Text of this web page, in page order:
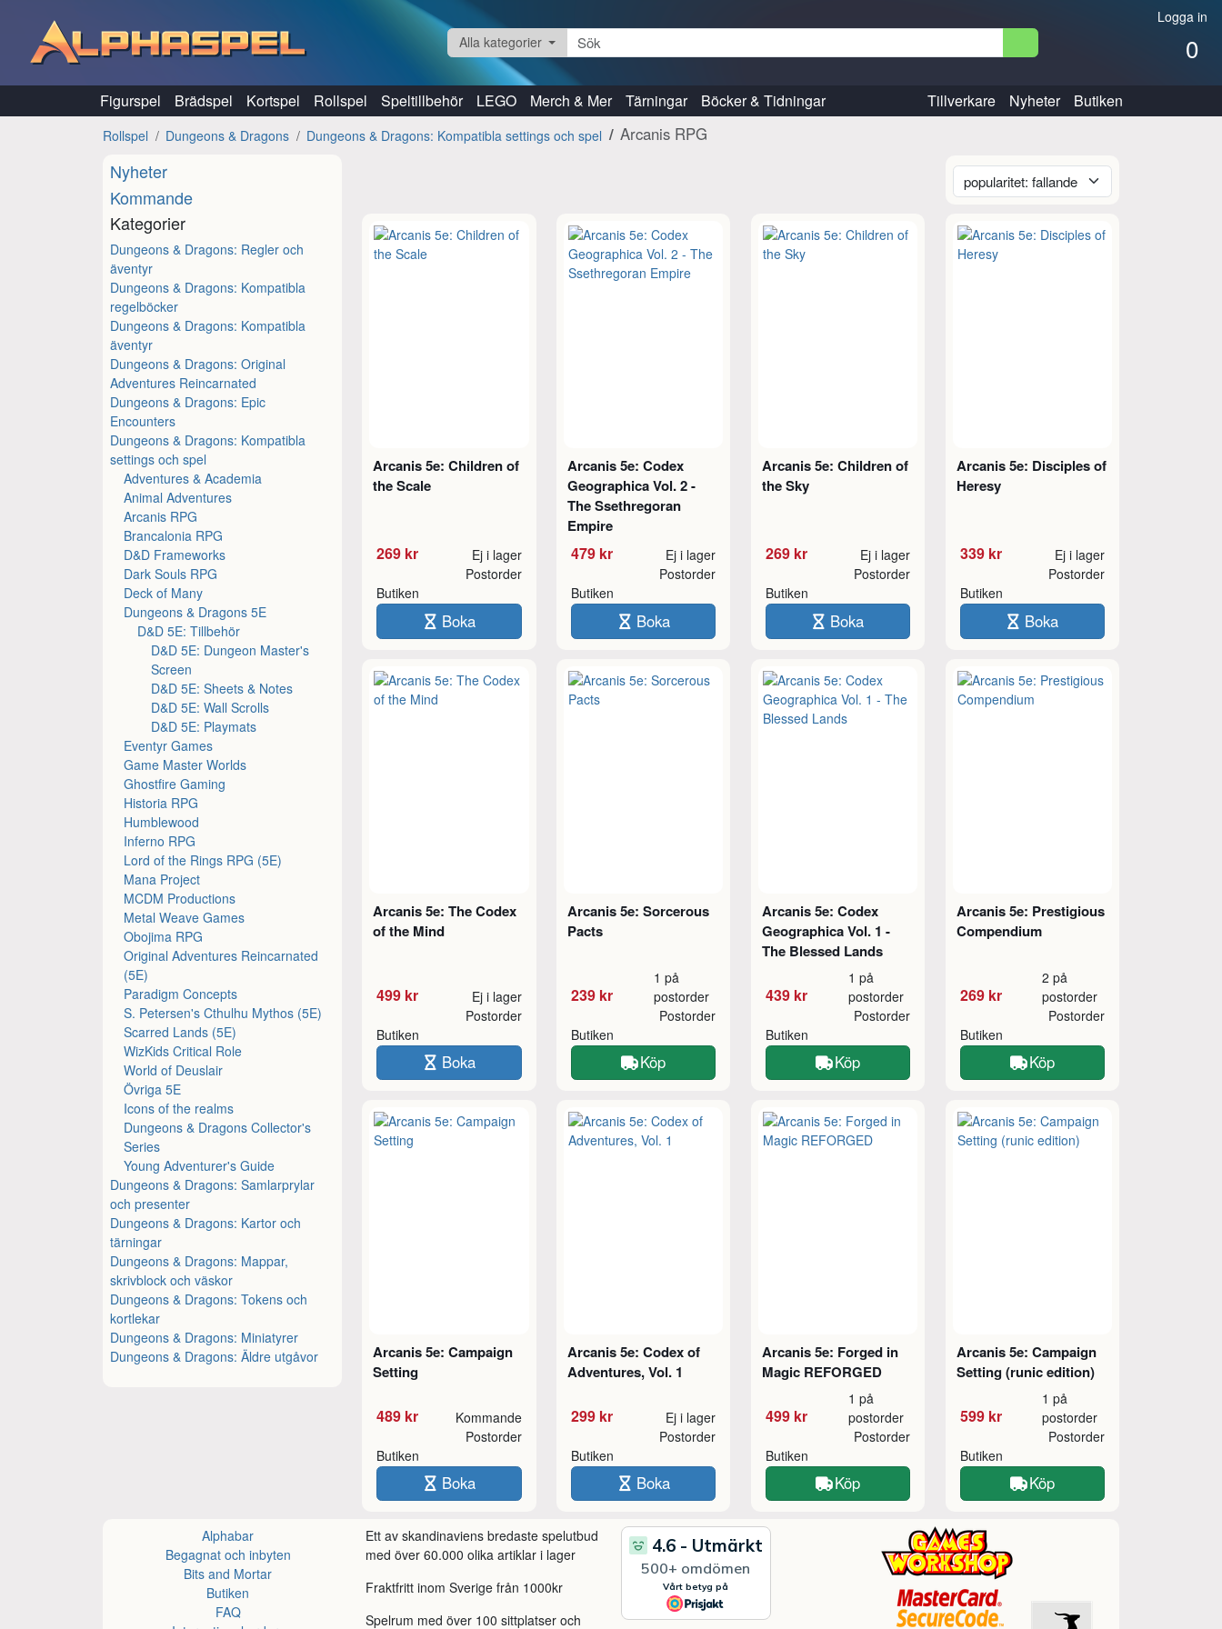
Logga in
0
Alla kategorier
Figurspel Brädspel Kortspel Rollspel Speltillbehör LEGO Merch & Mer Tärningar Böcker & Tidningar Tillverkare Nyheter Butiken
Rollspel Dungeons & Dragons Dungeons & Dragons: Kompatibla settings och spel Arcanis RPG
Nyheter
Kommande
Kategorier
Dungeons & Dragons: Regler och
äventyr
Dungeons & Dragons: Kompatibla
regelböcker
Dungeons & Dragons: Kompatibla
äventyr
Dungeons & Dragons: Original
Adventures Reincarnated
Dungeons & Dragons: Epic
Encounters
Dungeons & Dragons: Kompatibla
settings och spel
Adventures & Academia
Animal Adventures
Arcanis RPG
Brancalonia RPG
D&D Frameworks
Dark Souls RPG
Deck of Many
Dungeons & Dragons 5E
D&D 5E: Tillbehör
D&D 5E: Dungeon Master's
Screen
D&D 5E: Sheets & Notes
D&D 5E: Wall Scrolls
D&D 5E: Playmats
Eventyr Games
Game Master Worlds
Ghostfire Gaming
Historia RPG
Humblewood
Inferno RPG
Lord of the Rings RPG (5E)
Mana Project
MCDM Productions
Metal Weave Games
Obojima RPG
Original Adventures Reincarnated
(5E)
Paradigm Concepts
S. Petersen's Cthulhu Mythos (5E)
Scarred Lands (5E)
WizKids Critical Role
World of Deuslair
Övriga 5E
Icons of the realms
Dungeons & Dragons Collector's
Series
Young Adventurer's Guide
Dungeons & Dragons: Samlarprylar
och presenter
Dungeons & Dragons: Kartor och
tärningar
Dungeons & Dragons: Mappar,
skrivblock och väskor
Dungeons & Dragons: Tokens och
kortlekar
Dungeons & Dragons: Miniatyrer
Dungeons & Dragons: Äldre utgåvor
Arcanis 5e: Children of
the Scale
269 kr Ej i lager
Butiken
Postorder
Boka
Arcanis 5e: Codex
Geographica Vol. 2 -
The Ssethregoran
Empire
479 kr Ej i lager
Butiken
Postorder
Boka
Arcanis 5e: Children of
the Sky
269 kr Ej i lager
Butiken
Postorder
Boka
Arcanis 5e: Disciples of
Heresy
339 kr Ej i lager
Butiken
Postorder
Boka
Arcanis 5e: The Codex
of the Mind
499 kr Ej i lager
Butiken
Postorder
Boka
Arcanis 5e: Sorcerous
Pacts
239 kr
1 på
postorder
Butiken
Postorder
Köp
Arcanis 5e: Codex
Geographica Vol. 1 -
The Blessed Lands
439 kr
1 på
postorder
Butiken
Postorder
Köp
Arcanis 5e: Prestigious
Compendium
269 kr
2 på
postorder
Butiken
Postorder
Köp
Arcanis 5e: Campaign
Setting
489 kr Kommande
Butiken
Postorder
Boka
Arcanis 5e: Codex of
Adventures, Vol. 1
299 kr Ej i lager
Butiken
Postorder
Boka
Arcanis 5e: Forged in
Magic REFORGED
499 kr
1 på
postorder
Butiken
Postorder
Köp
Arcanis 5e: Campaign
Setting (runic edition)
599 kr
1 på
postorder
Butiken
Postorder
Köp
Alphabar
Begagnat och inbyten
Bits and Mortar
Butiken
FAQ
Ett av skandinaviens bredaste spelutbud
med över 60.000 olika artiklar i lager
Fraktfritt inom Sverige från 1000kr
Spelrum med över 100 sittplatser och